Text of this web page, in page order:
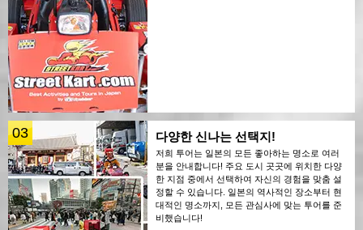
03 다양한 신나는 선택지!
저희 투어는 일본의 모든 좋아하는 명소로 여러
분을 안내합니다! 주요 도시 곳곳에 위치한 다양
한 지점 중에서 선택하여 자신의 경험을 맞춤 설
정할 수 있습니다. 일본의 역사적인 장소부터 현
대적인 명소까지, 모든 관심사에 맞는 투어를 준
비했습니다!